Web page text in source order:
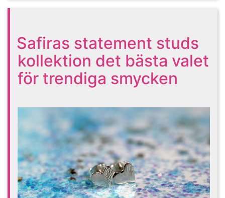
Safiras statement studs
kollektion det bästa valet
för trendiga smycken